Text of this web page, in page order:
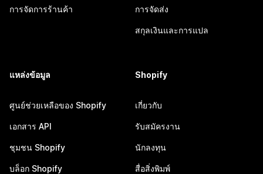
การจัดการร้านค้า การจัดส่ง
สกุลเงินและการแปล
แหล่งข้อมูล
ศูนย์ช่วยเหลือของ Shopify
เอกสาร API
ชุมชน Shopify
บล็อก Shopify
Shopify
เกี่ยวกับ
รับสมัครงาน
นักลงทุน
สื่อสิ่งพิมพ์